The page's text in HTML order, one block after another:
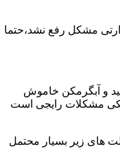
مشکل رفع نشد،حتما
و آبگرمکن خاموش
مشکلات رایجی است
های زیر بسیار محتمل